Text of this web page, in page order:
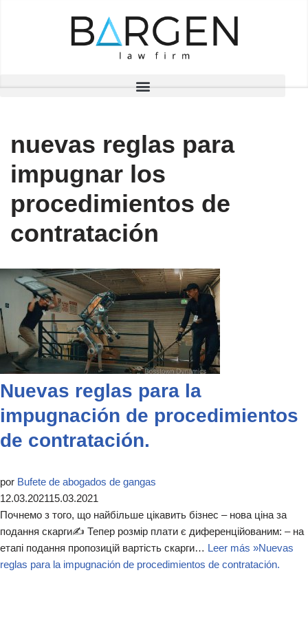
nuevas reglas para
impugnar los
procedimientos de
contratación
Nuevas reglas para la
impugnación de procedimientos
de contratación.
por Bufete de abogados de gangas
12.03.202115.03.2021
Почнемо з того, що найбільше цікавить бізнес – нова ціна за
подання скарги✍ Тепер розмір плати є диференційованим: – на
етапі подання пропозицій вартість скарги… Leer más »Nuevas
reglas para la impugnación de procedimientos de contratación.